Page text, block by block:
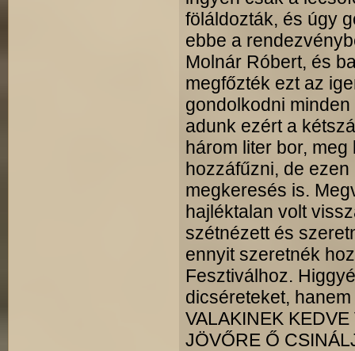
föláldozták, és úgy
ebbe a
Molnár Róbert, és
megfőzték ezt az
gondolkodni
adunk ezért a
három liter bor,
hozzáfűzni, de
megkeresés is.
hajléktalan volt
szétnézett és
ennyit szeretnék
Fesztiválhoz.
dicséreteket,
VALAKINEK
JÖVŐRE Ő